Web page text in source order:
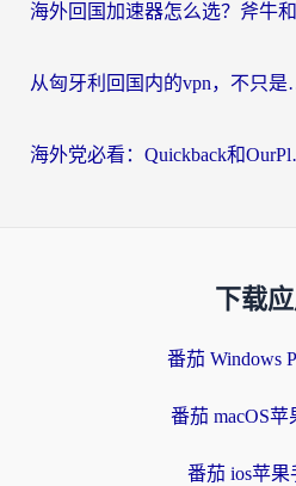
从匈牙利回
海外党必看
下载
番茄 Windows
番茄 macOS苹
番茄 ios苹果